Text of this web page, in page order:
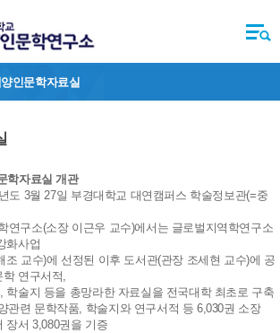
인문학자료실
학자료실 개관
도 3월 27일 부경대학교 대연캠퍼스 학술정보관(=중
연구소(소장 이근우 교수)에서는 글로벌지역학연구소
화사업
교수)에 선정된 이후 도서관(관장 조세현 교수)에 공
연구서적,
술지 등을 총망라한 자료실을 전국대학 최초로 구축
관련 문학작품, 학술지와 연구서적 등 6,030권 소장
장서 3,080권을 기증